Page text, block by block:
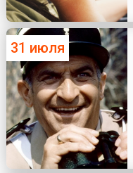
31 июля